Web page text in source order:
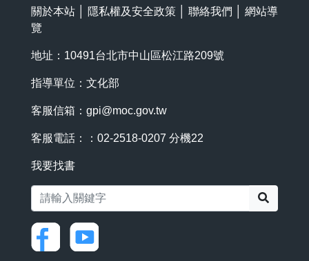
關於本站 隱私權及安全政策 聯絡我們
網站導
覽
地址：10491台北市中山區松江路209號
指導單位：文化部
客服信箱： gpi@moc.gov.tw
客服電話：：02-2518-0207 分機22
我要找書